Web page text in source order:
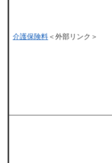
介護保険料＜外部リンク＞